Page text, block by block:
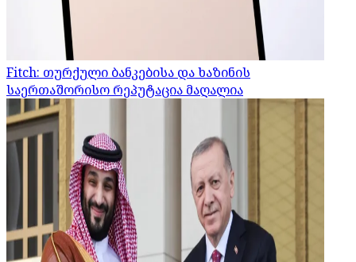
Fitch: თურქული ბანკებისა და ხაზინის
საერთაშორისო რეპუტაცია მაღალია